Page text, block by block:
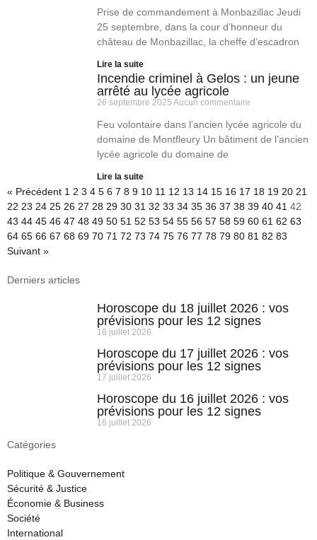
Prise de commandement à Monbazillac Jeudi
25 septembre, dans la cour d’honneur du
château de Monbazillac, la cheffe d’escadron
Lire la suite
Incendie criminel à Gelos : un jeune
arrêté au lycée agricole
26 septembre 2025 Aucun commentaire
Feu volontaire dans l’ancien lycée agricole du
domaine de Montfleury Un bâtiment de l’ancien
lycée agricole du domaine de
Lire la suite
« Précédent 1 2 3 4 5 6 7 8 9 10 11 12 13 14 15 16 17 18 19 20 21
22 23 24 25 26 27 28 29 30 31 32 33 34 35 36 37 38 39 40 41 42
43 44 45 46 47 48 49 50 51 52 53 54 55 56 57 58 59 60 61 62 63
64 65 66 67 68 69 70 71 72 73 74 75 76 77 78 79 80 81 82 83
Suivant »
Derniers articles
Horoscope du 18 juillet 2026 : vos
prévisions pour les 12 signes
18 juillet 2026
Horoscope du 17 juillet 2026 : vos
prévisions pour les 12 signes
17 juillet 2026
Horoscope du 16 juillet 2026 : vos
prévisions pour les 12 signes
16 juillet 2026
Catégories
Politique & Gouvernement
Sécurité & Justice
Économie & Business
Société
International